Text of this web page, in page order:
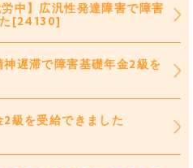
中】広汎性発達障害で障害
[24130]
神遅滞で障害基礎年金2級を
級を受給できました